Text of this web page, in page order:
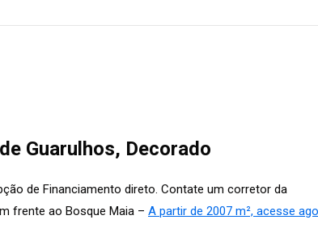
Guarulhos, Decorado
de Financiamento direto. Contate um corretor da
frente ao Bosque Maia – A partir de 2007 m², acesse